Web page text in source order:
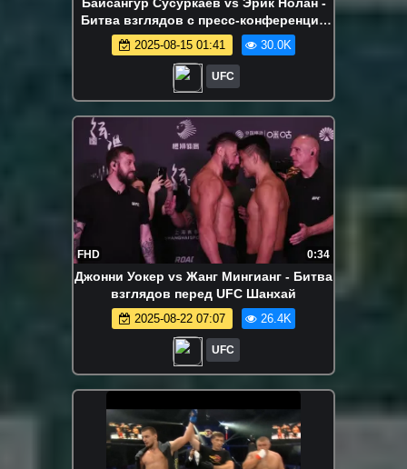
Битва взглядов с пресс-конференции
перед UFC 319
2025-08-15 01:41 30.0K
UFC
FHD 0:34
Джонни Уокер vs Жанг Мингианг - Битва
взглядов перед UFC Шанхай
2025-08-22 07:07 26.4K
UFC